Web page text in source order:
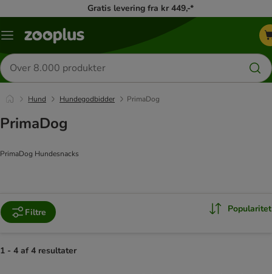
Gratis levering fra kr 449,-*
Menu
Søg
efter
produkter
Hund Hundegodbidder PrimaDog
PrimaDog
PrimaDog Hundesnacks
Filtre Popularitet
1 - 4 af 4 resultater